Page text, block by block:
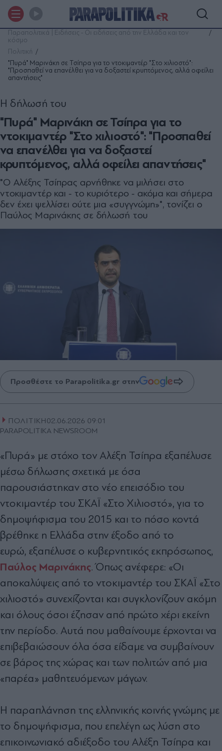
Παραπολιτικά | Ειδήσεις - Οι ειδήσεις από την Ελλάδα και τον
κόσμο
Πολιτική
"Πυρά" Μαρινάκη σε Τσίπρα για το ντοκιμαντέρ "Στο χιλιοστό":
"Προσπαθεί να επανέλθει για να δοξαστεί κρυπτόμενος, αλλά οφείλει
απαντήσεις"
"Πυρά" Μαρινάκη σε Τσίπρα για το
ντοκιμαντέρ "Στο χιλιοστό": "Προσπαθεί
να επανέλθει για να δοξαστεί
κρυπτόμενος, αλλά οφείλει απαντήσεις"
Η δήλωσή του
"Ο Αλέξης Τσίπρας αρνήθηκε να μιλήσει στο
ντοκιμαντέρ και - το κυριότερο - ακόμα και σήμερα
δεν έχει ψελλίσει ούτε μια «συγγνώμη»", τονίζει ο
Παύλος Μαρινάκης σε δήλωσή του
Προσθέστε το Parapolitika.gr στην
ΠΟΛΙΤΙΚΗ02.06.2026 09:01
PARAPOLITIKA NEWSROOM
«Πυρά» με στόχο τον Αλέξη Τσίπρα εξαπέλυσε
μέσω δήλωσης σχετικά με όσα
παρουσιάστηκαν στο νέο επεισόδιο του
ντοκιμαντέρ του ΣΚΑΪ «Στο Χιλιοστό», για το
δημοψήφισμα του 2015 και το πόσο κοντά
βρέθηκε η Ελλάδα στην έξοδο από το
ευρώ, εξαπέλυσε ο κυβερνητικός εκπρόσωπος,
Παύλος Μαρινάκης. Όπως ανέφερε: «Οι
αποκαλύψεις από το ντοκιμαντέρ του ΣΚΑΪ «Στο
χιλιοστό» συνεχίζονται και συγκλονίζουν ακόμη
και όλους όσοι έζησαν από πρώτο χέρι εκείνη
την περίοδο. Αυτά που μαθαίνουμε έρχονται να
επιβεβαιώσουν όλα όσα είδαμε να συμβαίνουν
σε βάρος της χώρας και των πολιτών από μια
«παρέα» μαθητευόμενων μάγων.
Η παραπλάνηση της ελληνικής κοινής γνώμης με
το δημοψήφισμα, που επελέγη ως λύση στο
επικοινωνιακό αδιέξοδο του Αλέξη Τσίπρα και